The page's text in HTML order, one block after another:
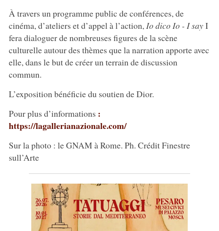
À travers un programme public de conférences, de
cinéma, d’ateliers et d’appel à l’action, Io dico Io - I sayI
fera dialoguer de nombreuses figures de la scène
culturelle autour des thèmes que la narration apporte avec
elle, dans le but de créer un terrain de discussion
commun.
L’exposition bénéficie du soutien de Dior.
Pour plus d’informations :
https://lagallerianazionale.com/
Sur la photo : le GNAM à Rome. Ph. Crédit Finestre
sull’Arte